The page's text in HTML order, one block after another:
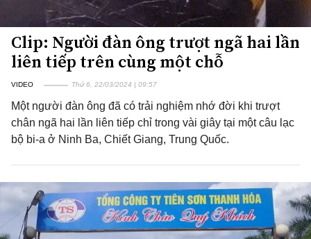
Clip: Người đàn ông trượt ngã hai lần
liên tiếp trên cùng một chỗ
VIDEO Thứ 6, 22/03/2024 | 09:57
Một người đàn ông đã có trải nghiệm nhớ đời khi trượt
chân ngã hai lần liên tiếp chỉ trong vài giây tại một câu lạc
bộ bi-a ở Ninh Ba, Chiết Giang, Trung Quốc.